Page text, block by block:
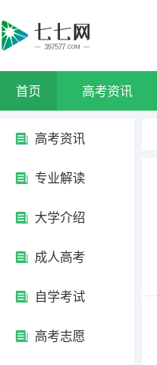
首页 高考资讯
高考资讯
专业解读
大学介绍
成人高考
自学考试
高考志愿